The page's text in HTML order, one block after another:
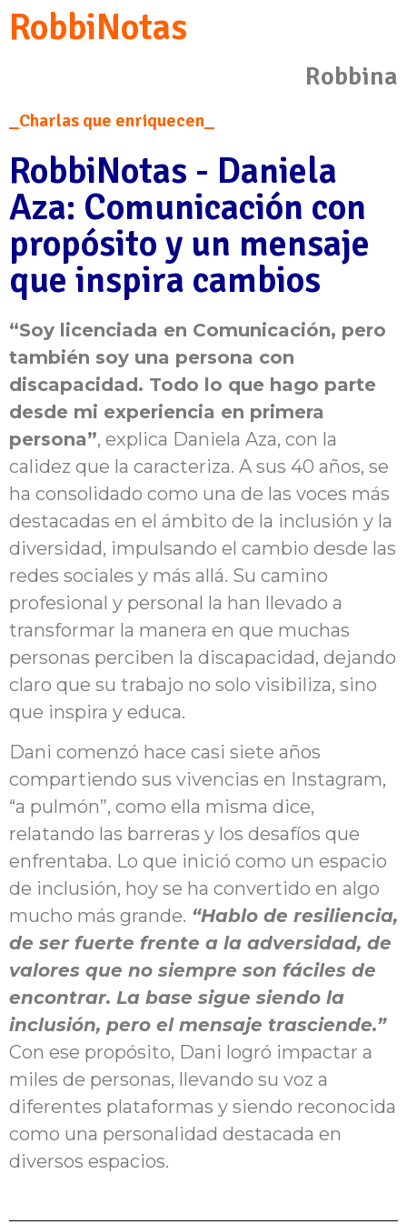
RobbiNotas
Robbina
_Charlas que enriquecen_
RobbiNotas - Daniela
Aza: Comunicación con
propósito y un mensaje
que inspira cambios
“Soy licenciada en Comunicación, pero
también soy una persona con
discapacidad. Todo lo que hago parte
desde mi experiencia en primera
persona”, explica Daniela Aza, con la
calidez que la caracteriza. A sus 40 años, se
ha consolidado como una de las voces más
destacadas en el ámbito de la inclusión y la
diversidad, impulsando el cambio desde las
redes sociales y más allá. Su camino
profesional y personal la han llevado a
transformar la manera en que muchas
personas perciben la discapacidad, dejando
claro que su trabajo no solo visibiliza, sino
que inspira y educa.
Dani comenzó hace casi siete años
compartiendo sus vivencias en Instagram,
“a pulmón”, como ella misma dice,
relatando las barreras y los desafíos que
enfrentaba. Lo que inició como un espacio
de inclusión, hoy se ha convertido en algo
mucho más grande. “Hablo de resiliencia,
de ser fuerte frente a la adversidad, de
valores que no siempre son fáciles de
encontrar. La base sigue siendo la
inclusión, pero el mensaje trasciende.”
Con ese propósito, Dani logró impactar a
miles de personas, llevando su voz a
diferentes plataformas y siendo reconocida
como una personalidad destacada en
diversos espacios.